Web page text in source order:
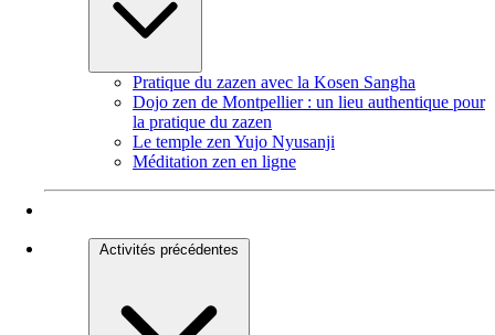
Pratique du zazen avec la Kosen Sangha
Dojo zen de Montpellier : un lieu authentique pour
la pratique du zazen
Le temple zen Yujo Nyusanji
Méditation zen en ligne
Activités précédentes